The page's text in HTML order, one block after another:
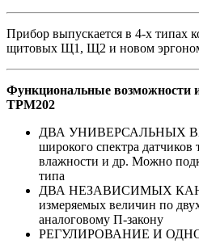
Прибор выпускается в 4-х типах
щитовых Щ1, Щ2 и новом
Функциональные возможности
ТРМ202
ДВА УНИВЕРСАЛЬНЫХ
широкого спектра датчиков
влажности и др. Можно
типа
ДВА НЕЗАВИСИМЫХ
измеряемых величин по
аналоговому П-закону
РЕГУЛИРОВАНИЕ И